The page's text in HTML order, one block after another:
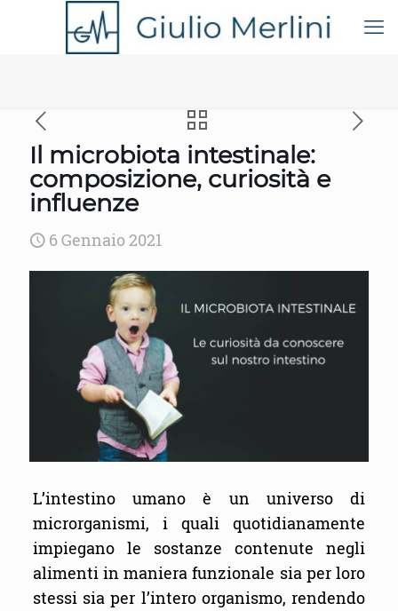
Il microbiota intestinale:
composizione, curiosità e
influenze
6 Gennaio 2021
L’intestino umano è un universo di
microrganismi, i quali quotidianamente
impiegano le sostanze contenute negli
alimenti in maniera funzionale sia per loro
stessi sia per l’intero organismo, rendendo